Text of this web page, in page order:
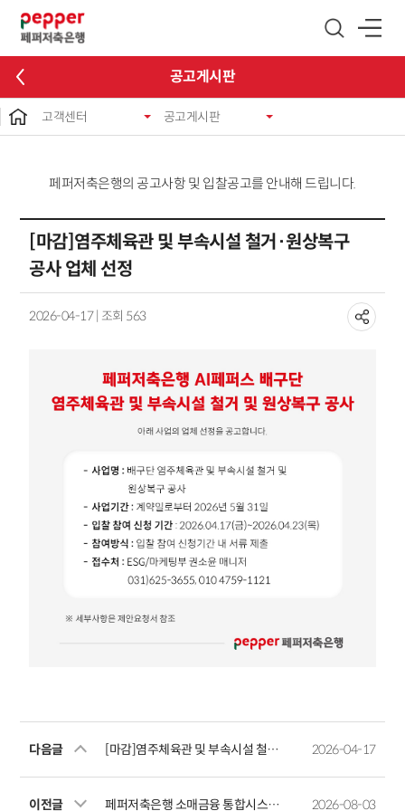
공고게시판
고객센터 공고게시판
페퍼저축은행의 공고사항 및 입찰공고를 안내해 드립니다.
[마감]염주체육관 및 부속시설 철거·원상복구
공사 업체 선정
2026-04-17 | 조회 563
다음글 [마감]염주체육관 및 부속시설 철거·원상복구 공사 업체 선정 2026-04-17
이전글 페퍼저축은행 소매금융 통합시스템 구축 업체 선정 입찰공고 2026-08-03